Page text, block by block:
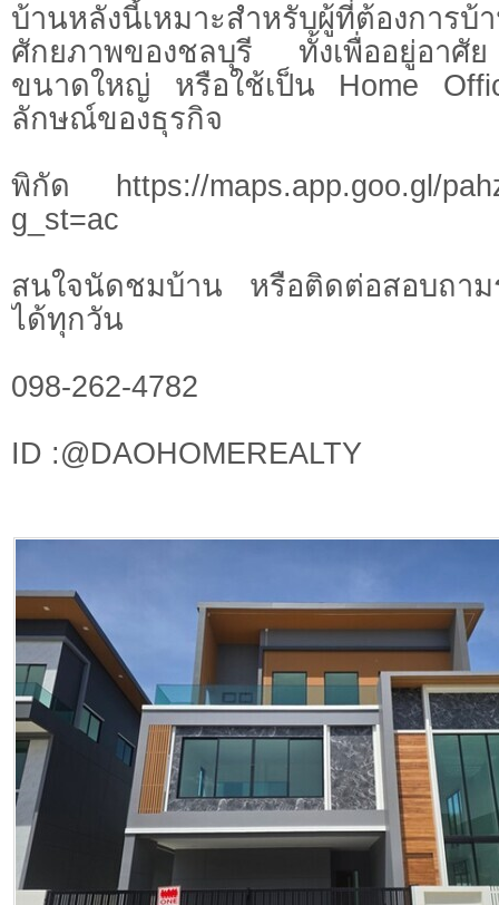
บ้านหลังนี้เหมาะสำหรับผู้ที่ต้องการบ้
ศักยภาพของชลบุรี ทั้งเพื่ออยู่อาศั
ขนาดใหญ่ หรือใช้เป็น Home
ลักษณ์ของธุรกิจ
พิกัด https://maps.app.goo.gl/
g_st=ac
สนใจนัดชมบ้าน หรือติดต่อสอบถามร
ได้ทุกวัน
098-262-4782
ID :@DAOHOMEREALTY